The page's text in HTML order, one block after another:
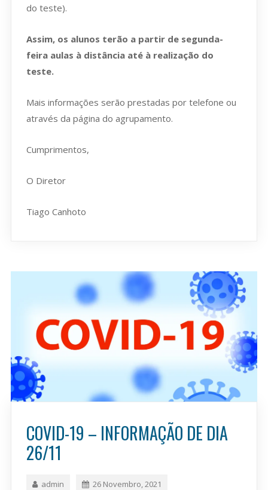
do teste).
Assim, os alunos terão a partir de segunda-
feira aulas à distância até à realização do
teste.
Mais informações serão prestadas por telefone ou
através da página do agrupamento.
Cumprimentos,
O Diretor
Tiago Canhoto
COVID-19 – INFORMAÇÃO DE DIA
26/11
admin 26 Novembro, 2021